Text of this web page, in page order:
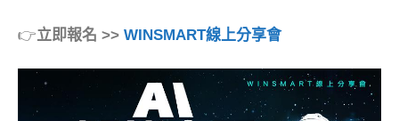
👉立即報名 >> WINSMART線上分享會